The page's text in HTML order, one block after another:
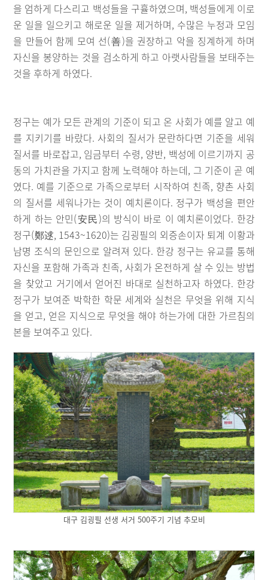
을 엄하게 다스리고 백성들을 구휼하였으며, 백성들에게 이로
운 일을 일으키고 해로운 일을 제거하며, 수많은 누정과 모임
을 만들어 함께 모여 선(善)을 권장하고 악을 징계하게 하며
자신을 봉양하는 것을 검소하게 하고 아랫사람들을 보태주는
것을 후하게 하였다.
정구는 예가 모든 관계의 기준이 되고 온 사회가 예를 알고 예
를 지키기를 바랐다. 사회의 질서가 문란하다면 기준을 세워
질서를 바로잡고, 임금부터 수령, 양반, 백성에 이르기까지 공
동의 가치관을 가지고 함께 노력해야 하는데, 그 기준이 곧 예
였다. 예를 기준으로 가족으로부터 시작하여 친족, 향촌 사회
의 질서를 세워나가는 것이 예치론이다. 정구가 백성을 편안
하게 하는 안민(安民)의 방식이 바로 이 예치론이었다. 한강
정구(鄭逑, 1543~1620)는 김굉필의 외증손이자 퇴계 이황과
남명 조식의 문인으로 알려져 있다. 한강 정구는 유교를 통해
자신을 포함해 가족과 친족, 사회가 온전하게 살 수 있는 방법
을 찾았고 거기에서 얻어진 바대로 실천하고자 하였다. 한강
정구가 보여준 박학한 학문 세계와 실천은 무엇을 위해 지식
을 얻고, 얻은 지식으로 무엇을 해야 하는가에 대한 가르침의
본을 보여주고 있다.
대구 김굉필 선생 서거 500주기 기념 추모비